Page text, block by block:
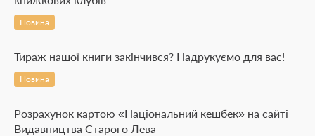
Новина
Тираж нашої книги закінчився? Надрукуємо для вас!
Новина
Розрахунок картою «Національний кешбек» на сайті
Видавництва Старого Лева